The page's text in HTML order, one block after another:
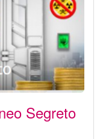
Segreto